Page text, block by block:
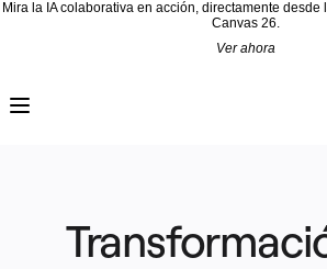
Mira la IA colaborativa en acción, directamente
Canvas 26.
Ver ahora
Conectores
Servidor MCP
Explora los manuales de